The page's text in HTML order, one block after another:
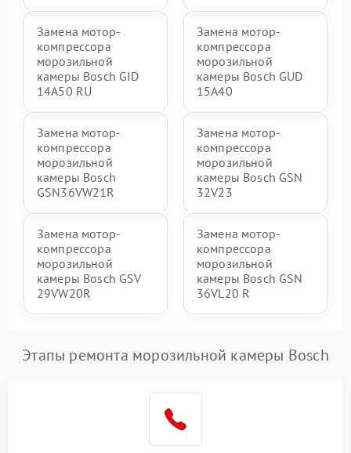
Замена мотор-
компрессора
морозильной
камеры Bosch GID
14A50 RU
Замена мотор-
компрессора
морозильной
камеры Bosch GUD
15A40
Замена мотор-
компрессора
морозильной
камеры Bosch
GSN36VW21R
Замена мотор-
компрессора
морозильной
камеры Bosch GSN
32V23
Замена мотор-
компрессора
морозильной
камеры Bosch GSV
29VW20R
Замена мотор-
компрессора
морозильной
камеры Bosch GSN
36VL20 R
Этапы ремонта морозильной камеры Bosch